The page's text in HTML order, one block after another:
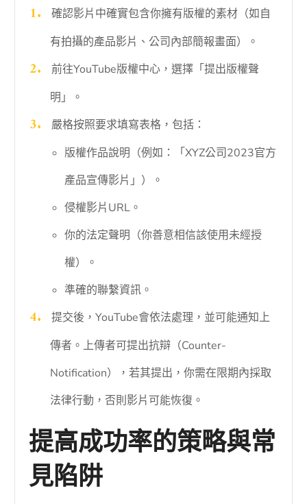
確認影片中確實包含你擁有版權的素材（如自
有拍攝的產品影片、公司內部簡報畫面）。
前往YouTube版權中心，選擇「提出版權聲
明」。
嚴格按照要求填寫表格，包括：
版權作品說明（例如：「XYZ公司2023官方
產品宣傳影片」）。
侵權影片URL。
你的法定聲明（你善意相信該使用未經授
權）。
準確的聯繫資訊。
提交後，YouTube會依法處理，並可能通知上
傳者。上傳者可提出抗辯（Counter-
Notification），若其提出，你需在限期內採取
法律行動，否則影片可能恢復。
提高成功率的策略與常
見陷阱